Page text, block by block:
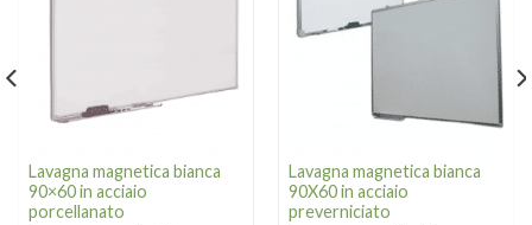
Lavagna magnetica bianca
90×60 in acciaio
porcellanato
Lavagna magnetica bianca
90X60 in acciaio
preverniciato